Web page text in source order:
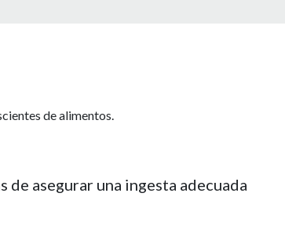
de alimentos.
de asegurar una ingesta adecuada